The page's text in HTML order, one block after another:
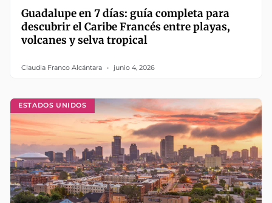
Guadalupe en 7 días: guía completa para
descubrir el Caribe Francés entre playas,
volcanes y selva tropical
Claudia Franco Alcántara junio 4, 2026
ESTADOS UNIDOS